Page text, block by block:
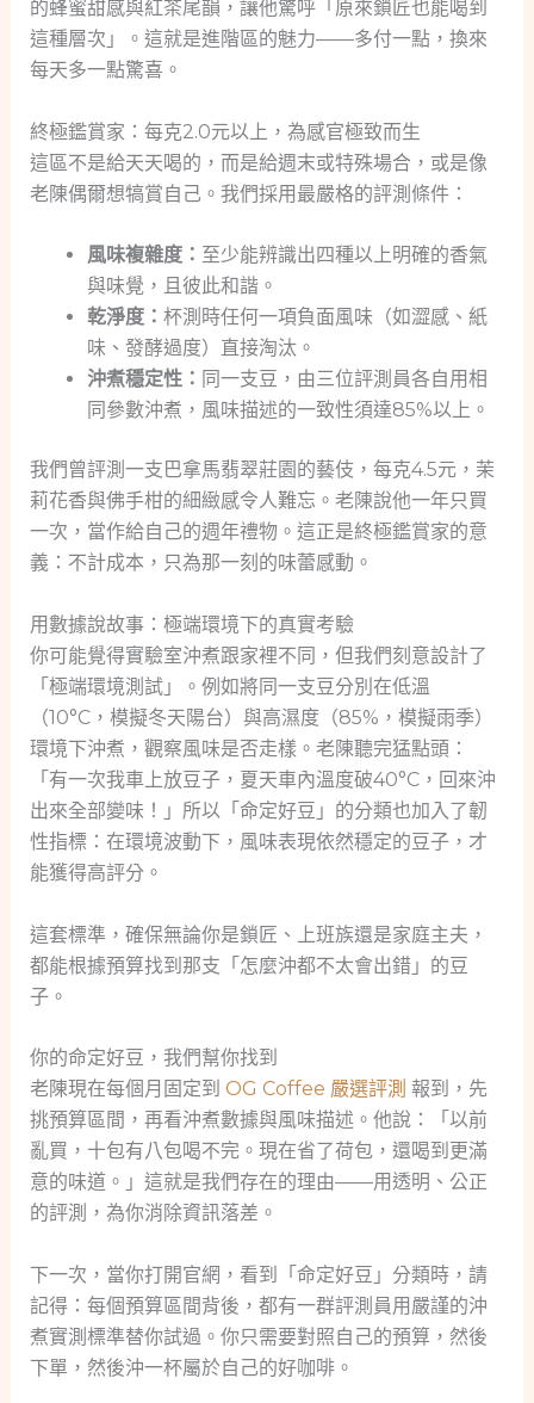
的蜂蜜甜感與紅茶尾韻，讓他驚呼「原來鎖匠也能喝到
這種層次」。這就是進階區的魅力——多付一點，換來
每天多一點驚喜。
終極鑑賞家：每克2.0元以上，為感官極致而生
這區不是給天天喝的，而是給週末或特殊場合，或是像
老陳偶爾想犒賞自己。我們採用最嚴格的評測條件：
風味複雜度： 至少能辨識出四種以上明確的香氣
與味覺，且彼此和諧。
乾淨度： 杯測時任何一項負面風味（如澀感、紙
味、發酵過度）直接淘汰。
沖煮穩定性： 同一支豆，由三位評測員各自用相
同參數沖煮，風味描述的一致性須達85%以上。
我們曾評測一支巴拿馬翡翠莊園的藝伎，每克4.5元，茉
莉花香與佛手柑的細緻感令人難忘。老陳說他一年只買
一次，當作給自己的週年禮物。這正是終極鑑賞家的意
義：不計成本，只為那一刻的味蕾感動。
用數據說故事：極端環境下的真實考驗
你可能覺得實驗室沖煮跟家裡不同，但我們刻意設計了
「極端環境測試」。例如將同一支豆分別在低溫
（10°C，模擬冬天陽台）與高濕度（85%，模擬雨季）
環境下沖煮，觀察風味是否走樣。老陳聽完猛點頭：
「有一次我車上放豆子，夏天車內溫度破40°C，回來沖
出來全部變味！」所以「命定好豆」的分類也加入了韌
性指標：在環境波動下，風味表現依然穩定的豆子，才
能獲得高評分。
這套標準，確保無論你是鎖匠、上班族還是家庭主夫，
都能根據預算找到那支「怎麼沖都不太會出錯」的豆
子。
你的命定好豆，我們幫你找到
老陳現在每個月固定到 OG Coffee 嚴選評測 報到，先
挑預算區間，再看沖煮數據與風味描述。他說：「以前
亂買，十包有八包喝不完。現在省了荷包，還喝到更滿
意的味道。」這就是我們存在的理由——用透明、公正
的評測，為你消除資訊落差。
下一次，當你打開官網，看到「命定好豆」分類時，請
記得：每個預算區間背後，都有一群評測員用嚴謹的沖
煮實測標準替你試過。你只需要對照自己的預算，然後
下單，然後沖一杯屬於自己的好咖啡。